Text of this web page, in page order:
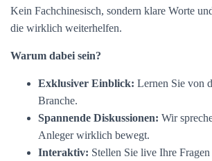
Kein Fachchinesisch, sondern klare Worte
die wirklich weiterhelfen.
Warum dabei sein?
Exklusiver Einblick: Lernen Sie von
Branche.
Spannende Diskussionen: Wir
Anleger wirklich bewegt.
Interaktiv: Stellen Sie live Ihre